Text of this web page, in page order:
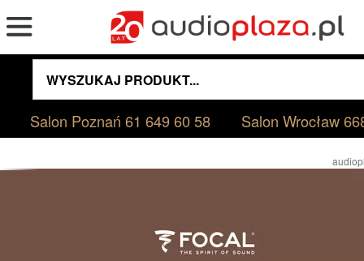
Salon Poznań61 649 60 58 Salon Wrocław